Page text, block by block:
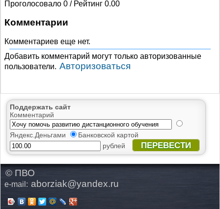
Проголосовало 0 / Рейтинг 0.00
Комментарии
Комментариев еще нет.
Добавить комментарий могут только авторизованные
пользователи. Авторизоваться
Поддержать сайт
Комментарий
Яндекс.Деньгами
Банковской картой
рублей
ПЕРЕВЕСТИ
© ПВО
e-mail: aborziak@yandex.ru